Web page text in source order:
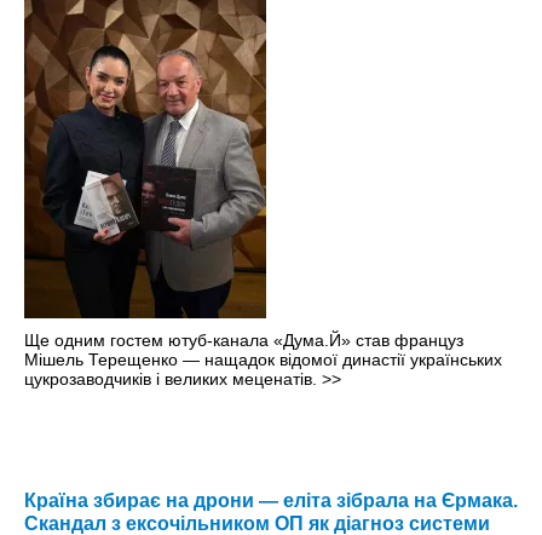
Ще одним гостем ютуб-канала «Дума.Й» став француз
Мішель Терещенко — нащадок відомої династії українських
цукрозаводчиків і великих меценатів. >>
Країна збирає на дрони — еліта зібрала на Єрмака.
Скандал з ексочільником ОП як діагноз системи